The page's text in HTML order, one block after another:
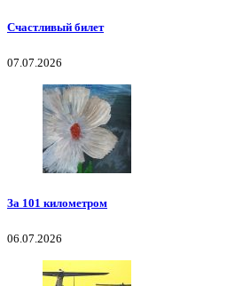
Счастливый билет
07.07.2026
За 101 километром
06.07.2026